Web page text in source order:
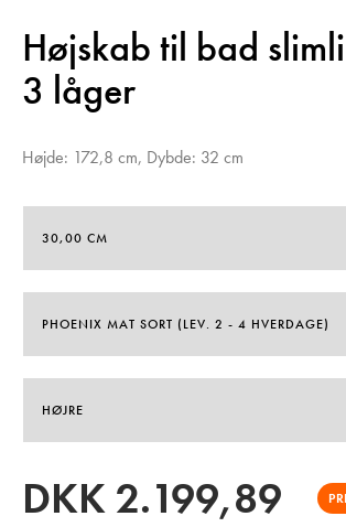
Højskab til bad
3 låger
Højde: 172,8 cm, Dybde: 32 cm
DKK 2.199,89